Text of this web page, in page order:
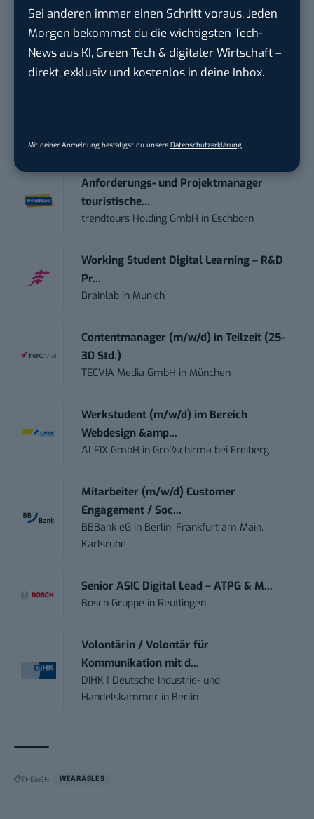
Sei anderen immer einen Schritt voraus. Jeden
Morgen bekommst du die wichtigsten Tech-
News aus KI, Green Tech & digitaler Wirtschaft –
direkt, exklusiv und kostenlos in deine Inbox.
Mit deiner Anmeldung bestätigst du unsere Datenschutzerklärung.
wichtigsten News des Tages – und sichern sich
damit ihren Vorsprung.
Hier kannst du dich
kostenlos anmelden.
moveUP Media GmbHinDüsseldorf
Anforderungs- und Projektmanager
touristische...
trendtours Holding GmbH in Eschborn
Working Student Digital Learning – R&D
Pr...
Brainlab in Munich
Contentmanager (m/w/d) in Teilzeit (25-
30 Std.)
TECVIA Media GmbH in München
Werkstudent (m/w/d) im Bereich
Webdesign &amp...
ALFIX GmbH in Großschirma bei Freiberg
Mitarbeiter (m/w/d) Customer
Engagement / Soc...
BBBank eG in Berlin, Frankfurt am Main,
Karlsruhe
Senior ASIC Digital Lead – ATPG & M...
Bosch Gruppe in Reutlingen
Volontärin / Volontär für
Kommunikation mit d...
DIHK | Deutsche Industrie- und
Handelskammer in Berlin
THEMEN: WEARABLES